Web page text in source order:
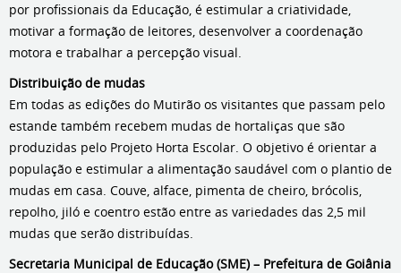
por profissionais da Educação, é estimular a criatividade,
motivar a formação de leitores, desenvolver a coordenação
motora e trabalhar a percepção visual.
Distribuição de mudas
Em todas as edições do Mutirão os visitantes que passam pelo
estande também recebem mudas de hortaliças que são
produzidas pelo Projeto Horta Escolar. O objetivo é orientar a
população e estimular a alimentação saudável com o plantio de
mudas em casa. Couve, alface, pimenta de cheiro, brócolis,
repolho, jiló e coentro estão entre as variedades das 2,5 mil
mudas que serão distribuídas.
Secretaria Municipal de Educação (SME) – Prefeitura de Goiânia